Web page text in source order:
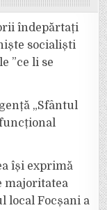
îndepărtați
socialiști
”ce li se
„Sfântul
își exprimă
majoritatea
local Focșani a